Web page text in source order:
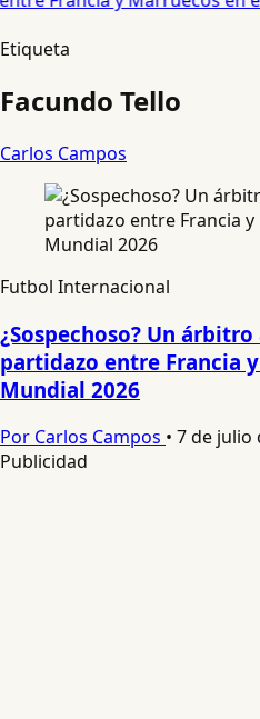
Etiqueta
Facundo Tello
Carlos Campos
Futbol Internacional
¿Sospechoso? Un
partidazo entre Francia
Mundial 2026
Por Carlos Campos • 7 de julio
Publicidad